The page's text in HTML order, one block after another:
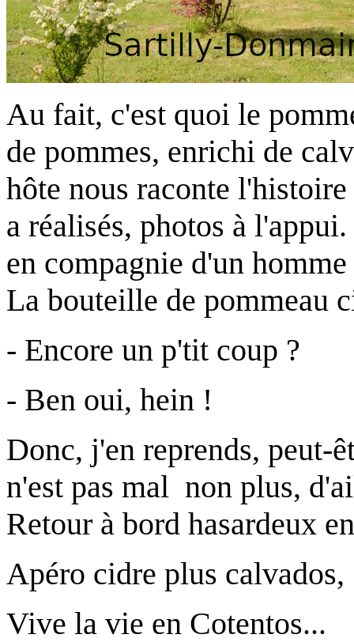
Au fait, c'est quoi le
de pommes, enrichi de
hôte nous raconte
a réalisés, photos à
en compagnie d'un
La bouteille de pommeau
- Encore un p'tit coup ?
- Ben oui, hein !
Donc, j'en reprends, peut-
n'est pas mal non plus,
Retour à bord hasardeux
Apéro cidre plus calvados,
Vive la vie en Cotentos...